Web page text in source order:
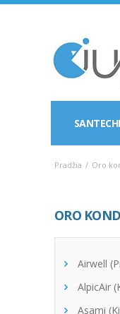
Pradžia / Oro
ORO
Airwell
AlpicAir
Asami